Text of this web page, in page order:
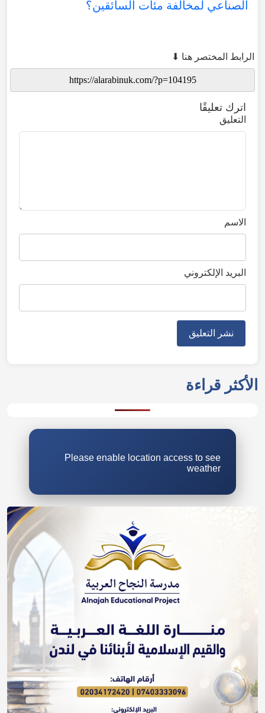
الصناعي لمخالفة مئات السائقين؟
الرابط المختصر هنا ⬇
اترك تعليقًا
التعليق
الاسم
البريد الإلكتروني
الأكثر قراءة
Please enable location access to see
weather